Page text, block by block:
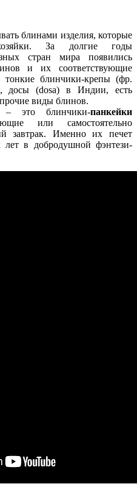
блинами изделия, которые
За долгие годы
стран мира появились
и их соответствующие
блинчики-крепы (фр.
досы (dosa) в Индии, есть
виды блинов.
– это блинчики-панкейки
или самостоятельно
завтрак. Именно их печет
лет в добродушной фэнтези-